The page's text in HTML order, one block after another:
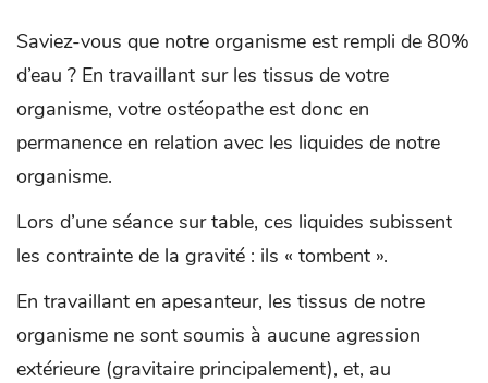
Saviez-vous que notre organisme est rempli de 80%
d’eau ? En travaillant sur les tissus de votre
organisme, votre ostéopathe est donc en
permanence en relation avec les liquides de notre
organisme.
Lors d’une séance sur table, ces liquides subissent
les contrainte de la gravité : ils « tombent ».
En travaillant en apesanteur, les tissus de notre
organisme ne sont soumis à aucune agression
extérieure (gravitaire principalement), et, au